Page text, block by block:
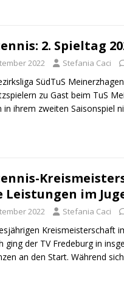
2. Spieltag
2022 Stefania Caci
SüdTuS
zu Gast beim TuS
in ihrem zweiten Saisonspiel
Leistungen im
2022 Stefania Caci
Kreismeisterschaft
ging der TV Fredeburg in
an den Start. Während